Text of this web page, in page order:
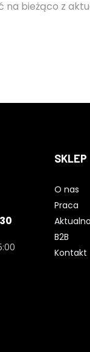
na bieżąco z
SKLEP
O nas
Praca
B2B
Kontakt